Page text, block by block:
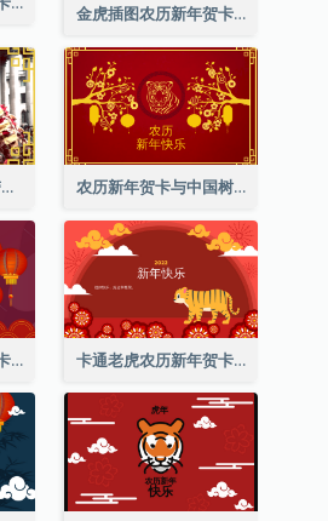
金虎插图农历新年贺卡
2022 农历新年快乐带照片贺卡 农历新年贺卡与中国树插图
中国传统新年庆祝贺卡 卡通老虎农历新年贺卡